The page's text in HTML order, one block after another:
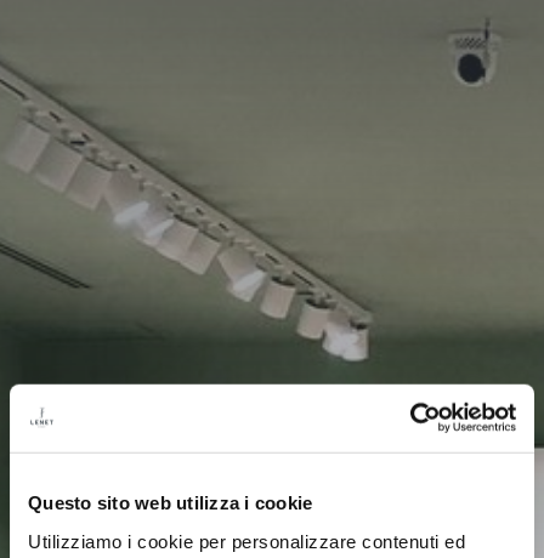
Questo sito web utilizza i cookie
Utilizziamo i cookie per personalizzare contenuti ed